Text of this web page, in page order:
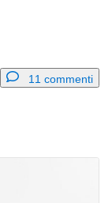
11 commenti